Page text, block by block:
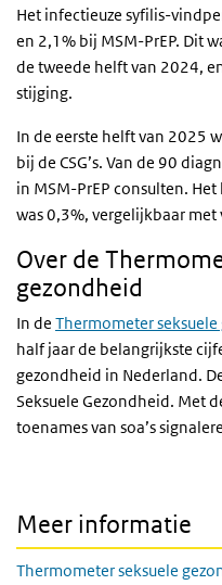
Het infectieuze syfilis-
en 2,1% bij MSM-PrEP. Dit
de tweede helft van 2024,
stijging.
In de eerste helft van 2025
bij de CSG’s. Van de 90
in MSM-PrEP consulten.
was 0,3%, vergelijkbaar
Over de
gezondheid
In de Thermometer
half jaar de belangrijkste
gezondheid in Nederland.
Seksuele Gezondheid. Met
toenames van soa’s
Meer informatie
Thermometer seksuele